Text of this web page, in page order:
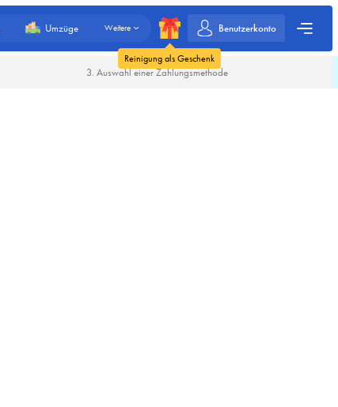
Umzüge Weitere
Reinigung als Geschenk
Benutzerkonto
3. Auswahl einer Zahlungsmethode